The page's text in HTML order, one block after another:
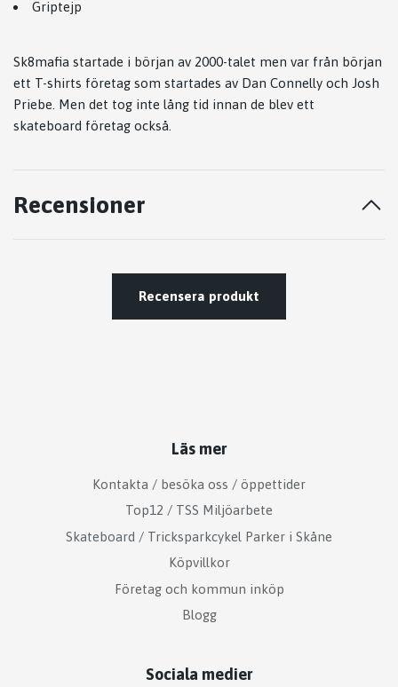
Griptejp
Sk8mafia startade i början av 2000-talet men var från början
ett T-shirts företag som startades av Dan Connelly och Josh
Priebe. Men det tog inte lång tid innan de blev ett
skateboard företag också.
Recensioner
Recensera produkt
Läs mer
Kontakta / besöka oss / öppettider
Top12 / TSS Miljöarbete
Skateboard / Tricksparkcykel Parker i Skåne
Köpvillkor
Företag och kommun inköp
Blogg
Sociala medier